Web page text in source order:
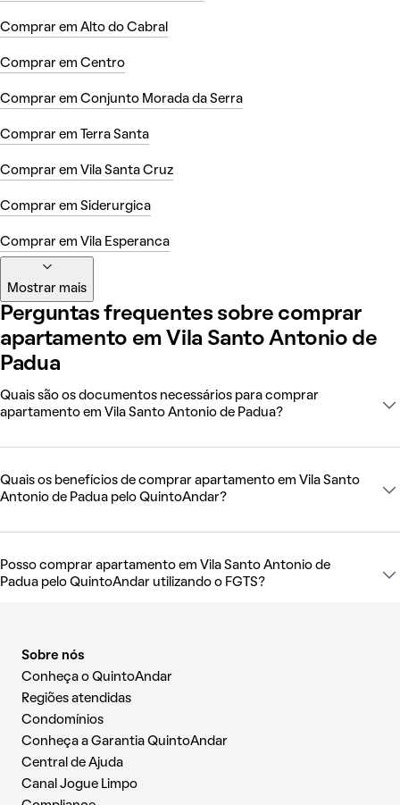
Comprar em Alto do Cabral
Comprar em Centro
Comprar em Conjunto Morada da Serra
Comprar em Terra Santa
Comprar em Vila Santa Cruz
Comprar em Siderurgica
Comprar em Vila Esperanca
Mostrar mais
Perguntas frequentes sobre comprar
apartamento em Vila Santo Antonio de
Padua
Quais são os documentos necessários para comprar
apartamento em Vila Santo Antonio de Padua?
Quais os benefícios de comprar apartamento em Vila Santo
Antonio de Padua pelo QuintoAndar?
Posso comprar apartamento em Vila Santo Antonio de
Padua pelo QuintoAndar utilizando o FGTS?
Sobre nós
Conheça o QuintoAndar
Regiões atendidas
Condomínios
Conheça a Garantia QuintoAndar
Central de Ajuda
Canal Jogue Limpo